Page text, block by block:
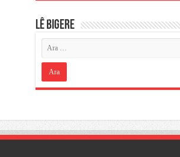
LÊ BIGERE